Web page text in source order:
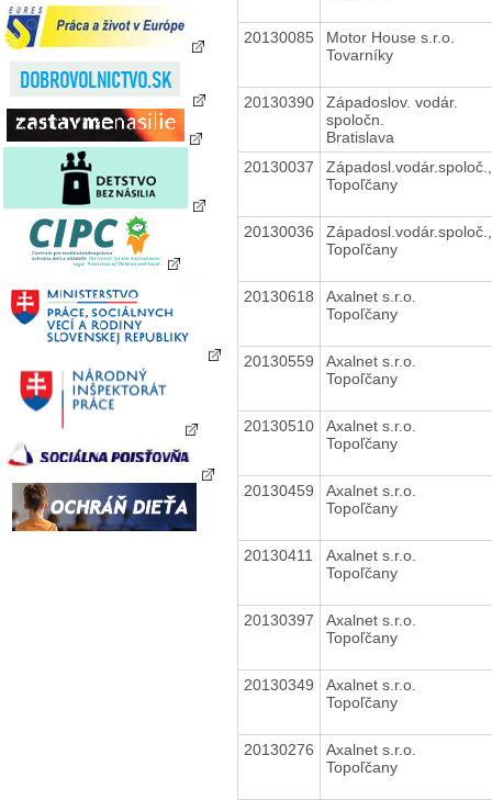
20130085
Motor House s.r.o.
Tovarníky
20130390
Západoslov. vodár.
spoločn.
Bratislava
20130037
Topoľčany
20130036
Topoľčany
20130618
Axalnet s.r.o.
Topoľčany
20130559
Axalnet s.r.o.
Topoľčany
20130510
Axalnet s.r.o.
Topoľčany
20130459
Axalnet s.r.o.
Topoľčany
20130411
Axalnet s.r.o.
Topoľčany
20130397
Axalnet s.r.o.
Topoľčany
20130349
Axalnet s.r.o.
Topoľčany
20130276
Axalnet s.r.o.
Topoľčany